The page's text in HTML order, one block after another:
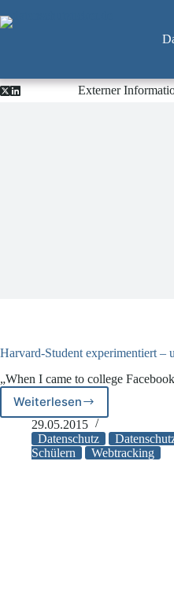
Inhalt
Externer
Harvard-Student experimentiert –
„When I came to college
Weiterlesen
Harvard-
Student
experimentiert
–
29.05.2015
Datenschutz
Schülern
Webtracking